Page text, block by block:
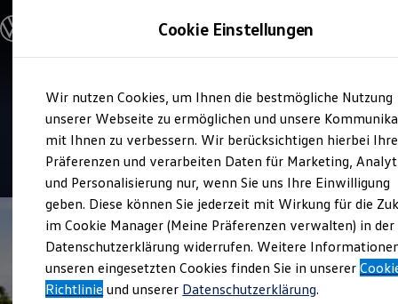
Hauptinhalt
springen
Footer
springen
Modelle und Konfigurator
Modelle vergleichen
Elektroautos
ENERGY Sondermodelle
Nutzfahrzeuge
SUV und CUV
Familienautos
Kombis
Kompaktwagen
Sportwagen
Schnell verfügbare Fahrzeuge
Angebote und Produkte
Aktuelle Angebote
E-Auto-Förderung
Volkswagen Marktplatz
Verkauf und Service
Auto Senger Münster
4.4| 180 Bewertungen
Cookie Einstellungen
Wir nutzen Cookies, um Ihnen die bestmögliche Nutzung
unserer Webseite zu ermöglichen und unsere
mit Ihnen zu verbessern. Wir berücksichtigen hierbei Ihre
Präferenzen und verarbeiten Daten für Marketing,
und Personalisierung nur, wenn Sie uns Ihre Einwilligung
geben. Diese können Sie jederzeit mit Wirkung für die
im Cookie Manager (Meine Präferenzen verwalten) in der
Datenschutzerklärung widerrufen. Weitere
unseren eingesetzten Cookies finden Sie in unserer
Richtlinie und unserer Datenschutzerklärung.